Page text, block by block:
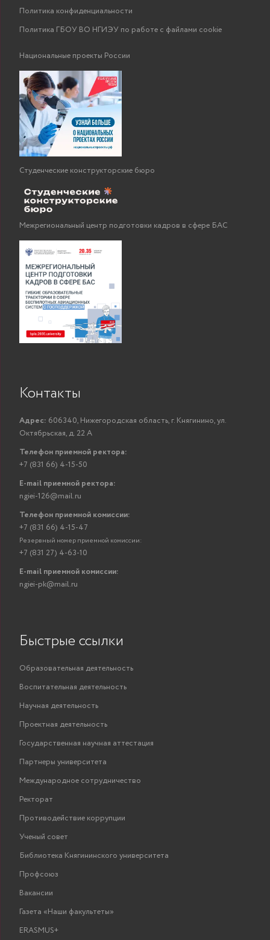
Политика конфиденциальности
Политика ГБОУ ВО НГИЭУ по работе с файлами cookie
Национальные проекты России
Студенческие конструкторские бюро
Межрегиональный центр подготовки кадров в сфере БАС
Контакты
Адрес: 606340, Нижегородская область, г. Княгинино, ул.
Октябрьская, д. 22 А
Телефон приемной ректора:
+7 (831 66) 4-15-50
E-mail приемной ректора:
ngiei-126@mail.ru
Телефон приемной комиссии:
+7 (831 66) 4-15-47
Резервный номер приемной комиссии:
+7 (831 27) 4-63-10
E-mail приемной комиссии:
ngiei-pk@mail.ru
Быстрые ссылки
Образовательная деятельность
Воспитательная деятельность
Научная деятельность
Проектная деятельность
Государственная научная аттестация
Партнеры университета
Международное сотрудничество
Ректорат
Противодействие коррупции
Ученый совет
Библиотека Княгининского университета
Профсоюз
Вакансии
Газета «Наши факультеты»
ERASMUS+